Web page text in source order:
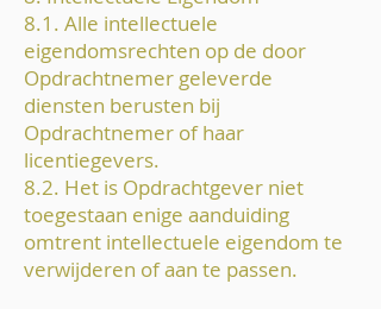
8.1. Alle intellectuele
eigendomsrechten op de door
Opdrachtnemer geleverde
diensten berusten bij
Opdrachtnemer of haar
licentiegevers.
8.2. Het is Opdrachtgever niet
toegestaan enige aanduiding
omtrent intellectuele eigendom te
verwijderen of aan te passen.